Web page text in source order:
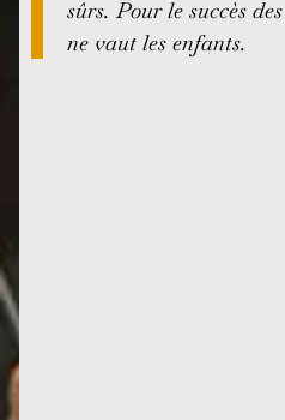
sûrs. Pour le succès
ne vaut les enfants.